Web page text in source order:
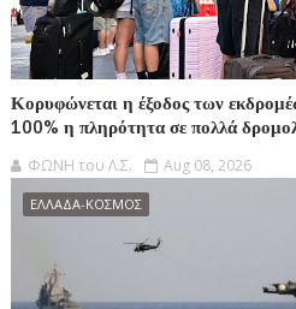
Κορυφώνεται η έξοδος των
100% η πληρότητα σε πολλά
ΦΩΝΗ του Λ.Σ. Aug 08, 2026
ΕΛΛΑΔΑ-ΚΟΣΜΟΣ